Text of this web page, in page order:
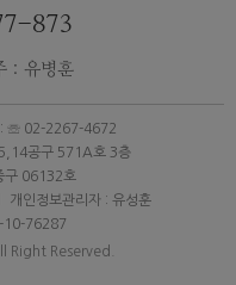
873
: 유병훈
: ☏ 02-2267-4672
공구 571A호 3층
구 06132호
개인정보관리자 : 유성훈
10-76287
Right Reserved.